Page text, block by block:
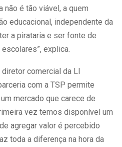
não é tão viável, a quem
educacional, independente da
a pirataria e ser fonte de
explica.
diretor comercial da LI
com a TSP permite
mercado que carece de
vez temos disponível um
agregar valor é percebido
toda a diferença na hora da